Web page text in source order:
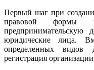
Первый шаг при
правовой формы
предпринимательскую
юридические лица.
определенных видов
регистрация